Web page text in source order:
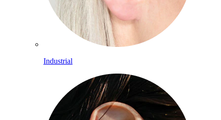
Industrial